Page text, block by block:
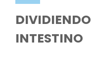
INTESTINO